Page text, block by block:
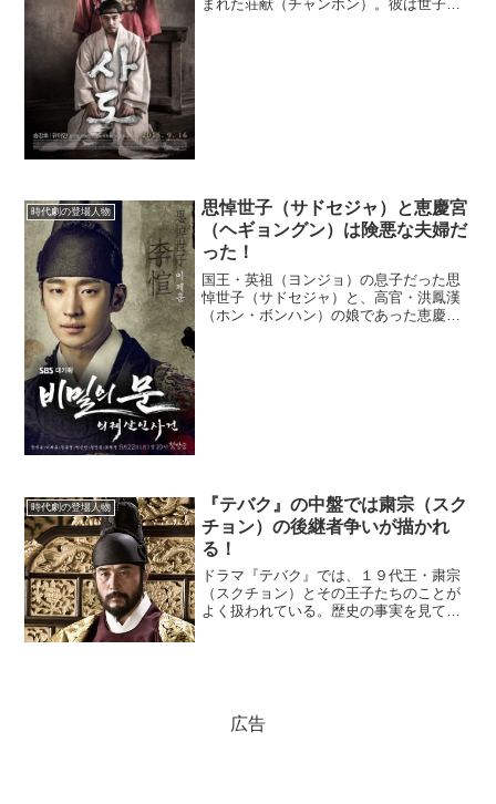
まれた荘献（チャンホン）。彼は世子
時代劇の登場人物
思悼世子（サドセジャ）と恵慶宮
（ヘギョングン）は険悪な夫婦だ
った！
国王・英祖（ヨンジョ）の息子だった思
悼世子（サドセジャ）と、高官・洪鳳漢
（ホン・ボンハン）の娘であった恵慶宮
時代劇の登場人物
『テバク』の中盤では粛宗（スク
チョン）の後継者争いが描かれ
る！
ドラマ『テバク』では、１９代王・粛宗
（スクチョン）とその王子たちのことが
よく扱われている。歴史の事実を見てい
広告